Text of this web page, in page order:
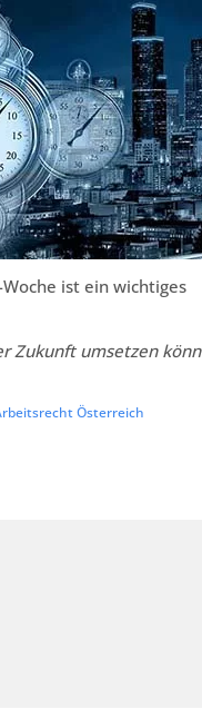
ist ein wichtiges
Zukunft umsetzen
Österreich